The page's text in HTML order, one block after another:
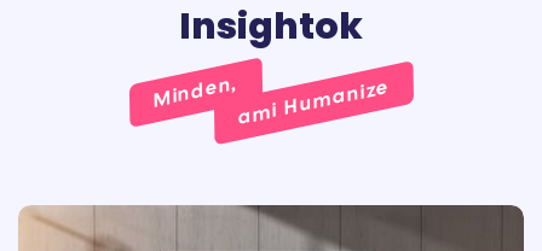
Insightok
Minden,ami Humanize